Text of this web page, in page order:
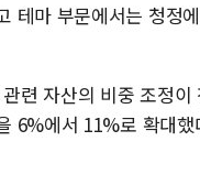
테마 부문에서는 청정
련 자산의 비중 조정
6%에서 11%로 확대